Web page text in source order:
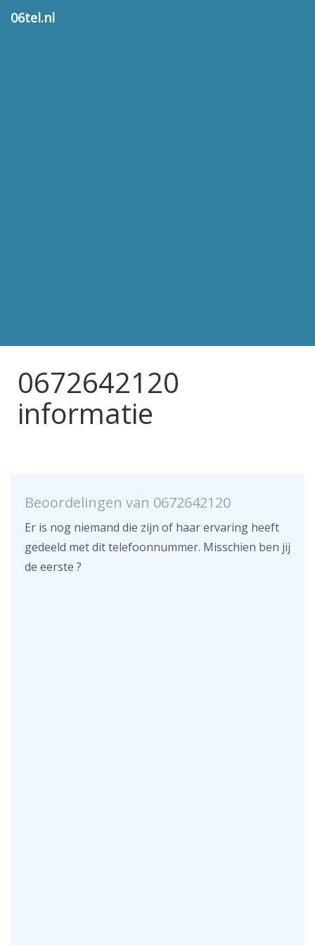
06tel.nl
0672642120
informatie
Beoordelingen van 0672642120
Er is nog niemand die zijn of haar ervaring heeft
gedeeld met dit telefoonnummer. Misschien ben jij
de eerste ?